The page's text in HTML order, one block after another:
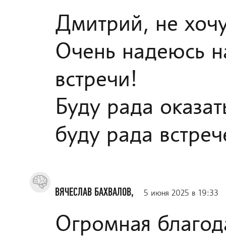
Дмитрий, не
Очень надеюсь
встречи!
Буду рада
буду рада
ВЯЧЕСЛАВ БАХВАЛОВ, 5 июня 2025 в 19:33
Огромная